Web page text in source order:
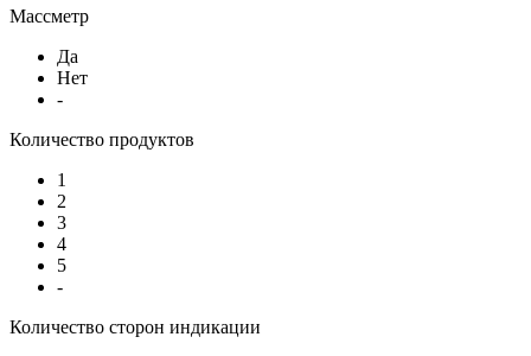
Массметр
Да
Нет
-
Количество продуктов
1
2
3
4
5
-
Количество сторон индикации